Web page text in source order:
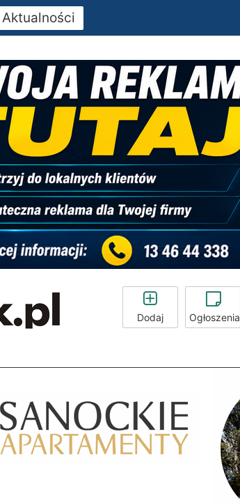
Aktualności
Dodaj Ogłoszenia